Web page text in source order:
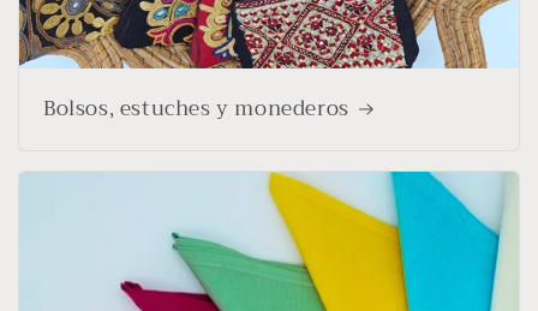
Bolsos, estuches y monederos